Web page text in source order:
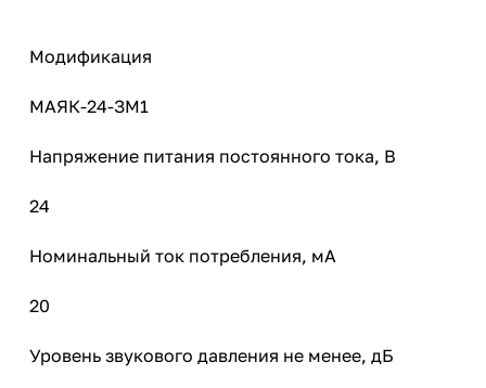
Модификация
МАЯК-24-ЗМ1
Напряжение питания постоянного тока, В
24
Номинальный ток потребления, мА
20
Уровень звукового давления не менее, дБ